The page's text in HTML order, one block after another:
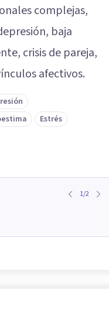
complejas,
baja
crisis de pareja,
afectivos.
Estrés
1/2